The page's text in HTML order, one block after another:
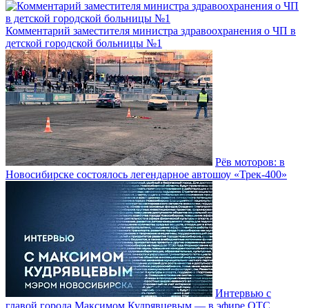
Комментарий заместителя министра здравоохранения о ЧП в
детской городской больницы №1
Рёв моторов: в
Новосибирске состоялось легендарное автошоу «Трек-400»
Интервью с
главой города Максимом Кудрявцевым — в эфире ОТС